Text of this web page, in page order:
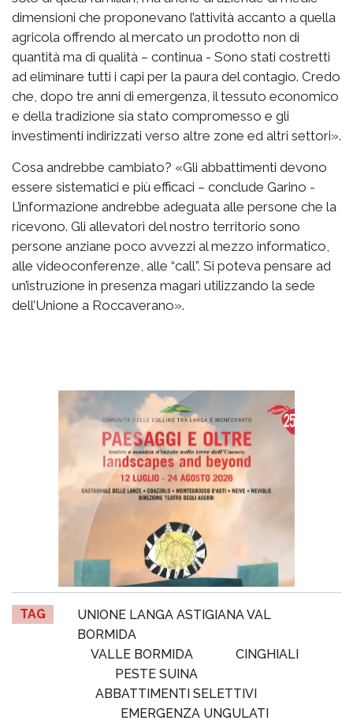
dimensioni che proponevano l’attività accanto a quella
agricola offrendo al mercato un prodotto non di
quantità ma di qualità – continua - Sono stati costretti
ad eliminare tutti i capi per la paura del contagio. Credo
che, dopo tre anni di emergenza, il tessuto economico
e della tradizione sia stato compromesso e gli
investimenti indirizzati verso altre zone ed altri settori».
Cosa andrebbe cambiato? «Gli abbattimenti devono
essere sistematici e più efficaci – conclude Garino -
L’informazione andrebbe adeguata alle persone che la
ricevono. Gli allevatori del nostro territorio sono
persone anziane poco avvezzi al mezzo informatico,
alle videoconferenze, alle “call”. Si poteva pensare ad
un’istruzione in presenza magari utilizzando la sede
dell’Unione a Roccaverano».
TAG
UNIONE LANGA ASTIGIANA VAL
BORMIDA
VALLE BORMIDA
CINGHIALI
PESTE SUINA
ABBATTIMENTI SELETTIVI
EMERGENZA UNGULATI